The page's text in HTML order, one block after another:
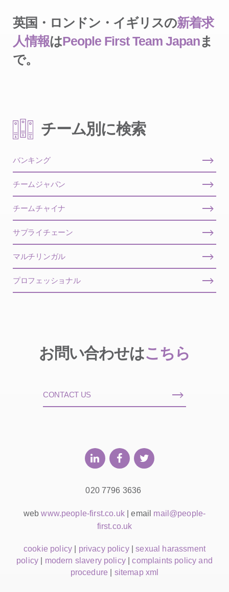
英国・ロンドン・イギリスの新着求
人情報はPeople First Team Japanま
で。
チーム別に検索
バンキング
チームジャパン
チームチャイナ
サプライチェーン
マルチリンガル
プロフェッショナル
お問い合わせはこちら
CONTACT US
020 7796 3636
webwww.people-first.co.uk| email mail@people-
first.co.uk
cookie policy privacy policy|sexual harassment
policy
modern slavery policy|complaints policy and
procedure
sitemap xml